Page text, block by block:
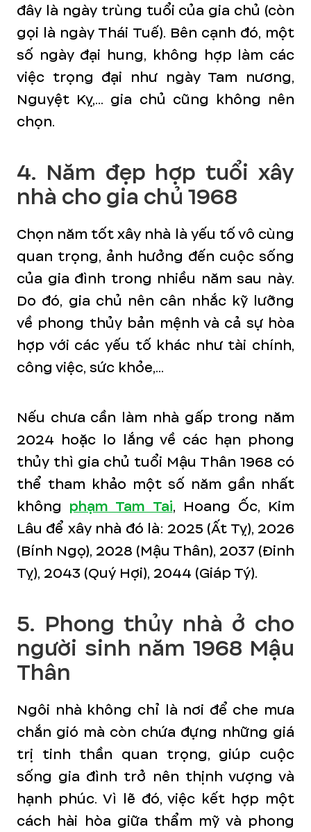
đây là ngày trùng tuổi của gia chủ (còn
gọi là ngày Thái Tuế). Bên cạnh đó, một
số ngày đại hung, không hợp làm các
việc trọng đại như ngày Tam nương,
Nguyệt Kỵ,... gia chủ cũng không nên
chọn.
4. Năm đẹp hợp tuổi xây
nhà cho gia chủ 1968
Chọn năm tốt xây nhà là yếu tố vô cùng
quan trọng, ảnh hưởng đến cuộc sống
của gia đình trong nhiều năm sau này.
Do đó, gia chủ nên cân nhắc kỹ lưỡng
về phong thủy bản mệnh và cả sự hòa
hợp với các yếu tố khác như tài chính,
công việc, sức khỏe,...
Nếu chưa cần làm nhà gấp trong năm
2024 hoặc lo lắng về các hạn phong
thủy thì gia chủ tuổi Mậu Thân 1968 có
thể tham khảo một số năm gần nhất
không phạm Tam Tai, Hoang Ốc, Kim
Lâu để xây nhà đó là: 2025 (Ất Tỵ), 2026
(Bính Ngọ), 2028 (Mậu Thân), 2037 (Đinh
Tỵ), 2043 (Quý Hợi), 2044 (Giáp Tý).
5. Phong thủy nhà ở cho
người sinh năm 1968 Mậu
Thân
Ngôi nhà không chỉ là nơi để che mưa
chắn gió mà còn chứa đựng những giá
trị tinh thần quan trọng, giúp cuộc
sống gia đình trở nên thịnh vượng và
hạnh phúc. Vì lẽ đó, việc kết hợp một
cách hài hòa giữa thẩm mỹ và phong